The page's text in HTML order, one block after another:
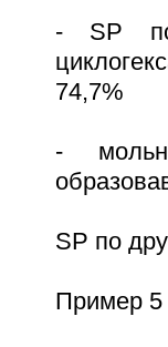
- SP по
74,7%
-
SP по
Пример 5